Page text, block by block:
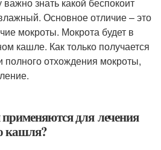
Основное отличие – это
мокроты. Мокрота будет в
кашле. Как только получается
полного отхождения мокроты,
для лечения
кашля?